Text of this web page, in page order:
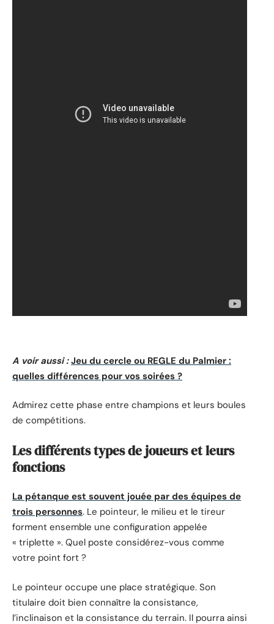
A voir aussi : Jeu du cercle ou REGLE du Palmier :
quelles différences pour vos soirées ?
Admirez cette phase entre champions et leurs boules
de compétitions.
Les différents types de joueurs et leurs
fonctions
La pétanque est souvent jouée par des équipes de
trois personnes. Le pointeur, le milieu et le tireur
forment ensemble une configuration appelée
« triplette ». Quel poste considérez-vous comme
votre point fort ?
Le pointeur occupe une place stratégique. Son
titulaire doit bien connaître la consistance,
l’inclinaison et la consistance du terrain. Il pourra ainsi